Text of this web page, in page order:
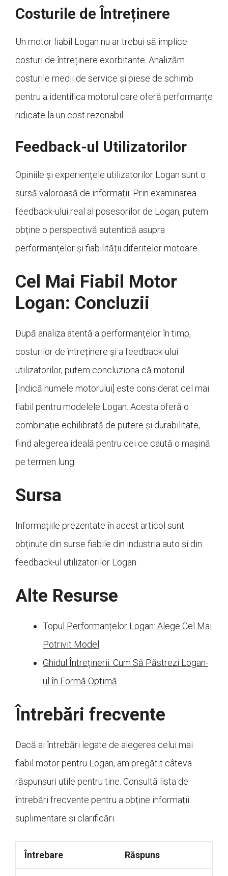
Costurile de Întreținere
Un motor fiabil Logan nu ar trebui să implice
costuri de întreținere exorbitante. Analizăm
costurile medii de service și piese de schimb
pentru a identifica motorul care oferă performanțe
ridicate la un cost rezonabil.
Feedback-ul Utilizatorilor
Opiniile și experiențele utilizatorilor Logan sunt o
sursă valoroasă de informații. Prin examinarea
feedback-ului real al posesorilor de Logan, putem
obține o perspectivă autentică asupra
performanțelor și fiabilității diferitelor motoare.
Cel Mai Fiabil Motor
Logan: Concluzii
După analiza atentă a performanțelor în timp,
costurilor de întreținere și a feedback-ului
utilizatorilor, putem concluziona că motorul
[Indică numele motorului] este considerat cel mai
fiabil pentru modelele Logan. Acesta oferă o
combinație echilibrată de putere și durabilitate,
fiind alegerea ideală pentru cei ce caută o mașină
pe termen lung.
Sursa
Informațiile prezentate în acest articol sunt
obținute din surse fiabile din industria auto și din
feedback-ul utilizatorilor Logan.
Alte Resurse
Topul Performanțelor Logan: Alege Cel Mai
Potrivit Model
Ghidul Întreținerii: Cum Să Păstrezi Logan-
ul în Formă Optimă
Întrebări frecvente
Dacă ai întrebări legate de alegerea celui mai
fiabil motor pentru Logan, am pregătit câteva
răspunsuri utile pentru tine. Consultă lista de
întrebări frecvente pentru a obține informații
suplimentare și clarificări.
Întrebare Răspuns